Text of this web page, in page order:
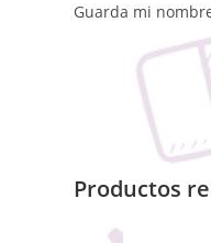
Guarda mi
Productos